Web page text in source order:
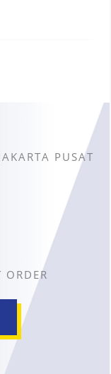
PUSAT
ORDER